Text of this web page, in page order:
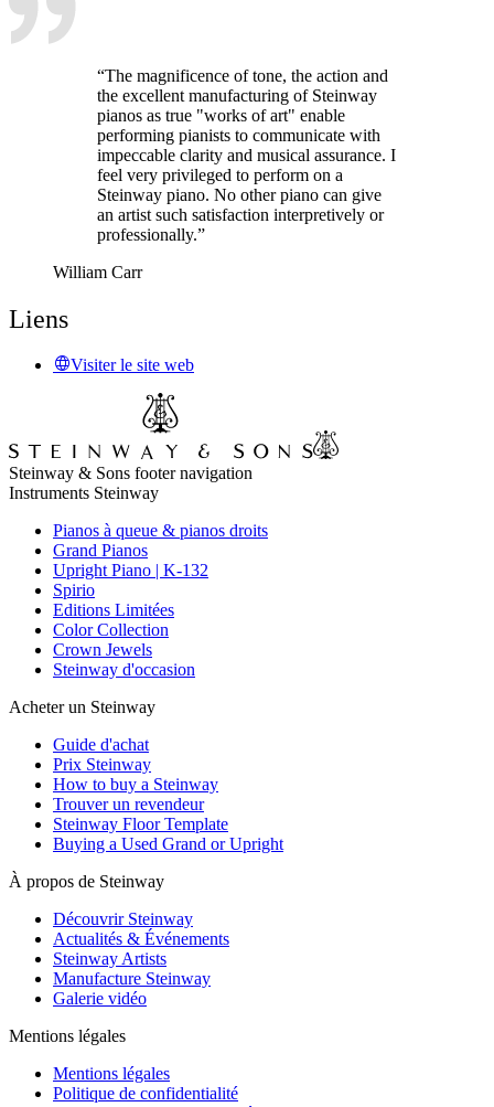
“The magnificence of tone, the action and
the excellent manufacturing of Steinway
pianos as true "works of art" enable
performing pianists to communicate with
impeccable clarity and musical assurance. I
feel very privileged to perform on a
Steinway piano. No other piano can give
an artist such satisfaction interpretively or
professionally.”
William Carr
Liens
Visiter le site web
Steinway & Sons footer navigation
Instruments Steinway
Pianos à queue & pianos droits
Grand Pianos
Upright Piano | K-132
Spirio
Editions Limitées
Color Collection
Crown Jewels
Steinway d'occasion
Acheter un Steinway
Guide d'achat
Prix Steinway
How to buy a Steinway
Trouver un revendeur
Steinway Floor Template
Buying a Used Grand or Upright
À propos de Steinway
Découvrir Steinway
Actualités & Événements
Steinway Artists
Manufacture Steinway
Galerie vidéo
Mentions légales
Mentions légales
Politique de confidentialité